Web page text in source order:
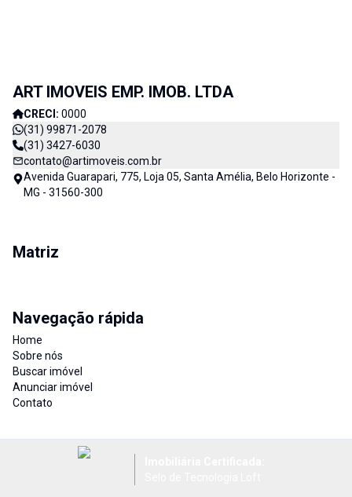
ART IMOVEIS EMP. IMOB. LTDA
CRECI: 0000
(31) 99871-2078
(31) 3427-6030
contato@artimoveis.com.br
Avenida Guarapari, 775, Loja 05, Santa Amélia, Belo Horizonte -
MG - 31560-300
Matriz
Navegação rápida
Home
Sobre nós
Buscar imóvel
Anunciar imóvel
Contato